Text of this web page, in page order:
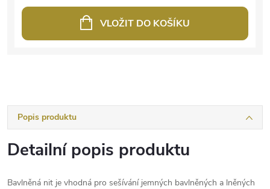
VLOŽIT DO KOŠÍKU
Popis produktu
Detailní popis produktu
Bavlněná nit je vhodná pro sešívání jemných bavlněných a lněných